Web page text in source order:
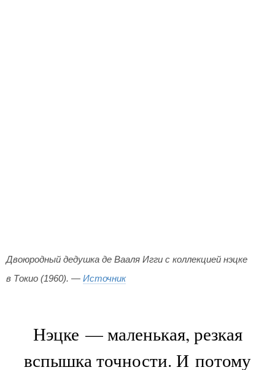
Двоюродный дедушка де Вааля Игги с коллекцией нэцке
в Токио (1960). — Источник
Нэцке — маленькая, резкая
вспышка точности. И потому